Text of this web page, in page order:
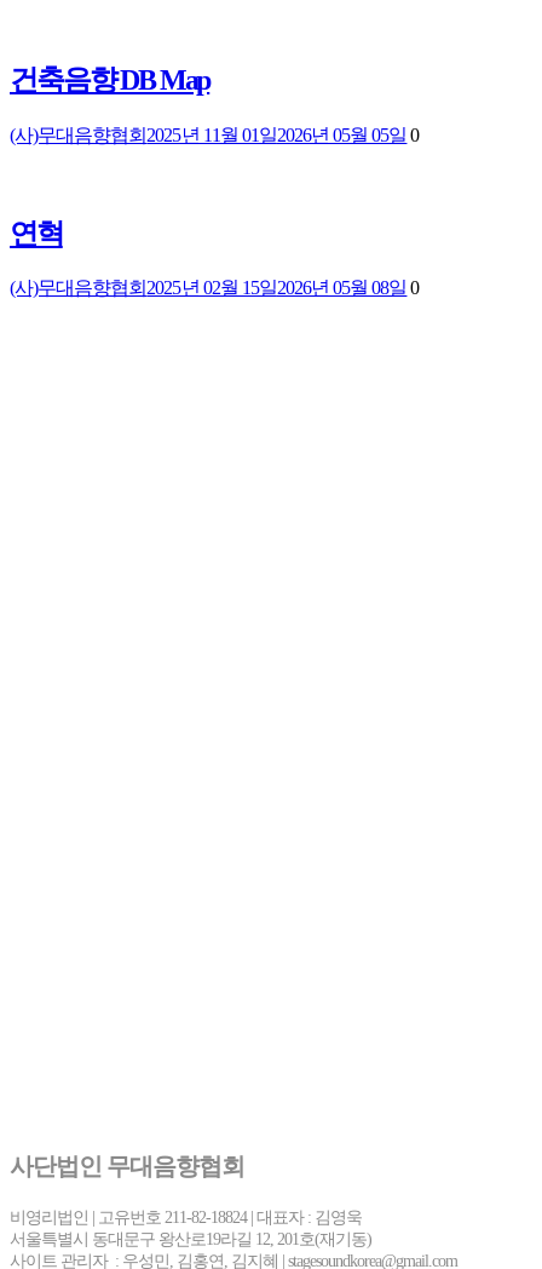
건축음향 DB Map
(사)무대음향협회 2025년 11월 01일2026년 05월 05일 0
연혁
(사)무대음향협회2025년 02월 15일2026년 05월 08일 0
사단법인 무대음향협회
비영리법인 | 고유번호 211-82-18824 | 대표자 : 김영욱
서울특별시 동대문구 왕산로19라길 12, 201호(재기동)
사이트 관리자 : 우성민, 김홍연, 김지혜 | stagesoundkorea@gmail.com